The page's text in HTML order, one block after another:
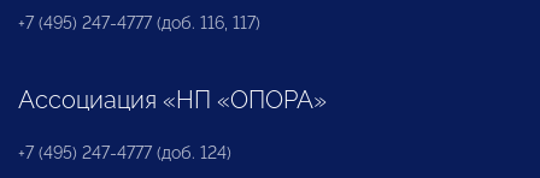
+7 (495) 247-4777 (доб. 116, 117)
Ассоциация «НП «ОПОРА»
+7 (495) 247-4777 (доб. 124)